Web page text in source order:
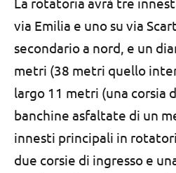
via Emilia e uno su via
secondario a nord, e un
metri (38 metri quello
largo 11 metri (una corsia
banchine asfaltate di un
innesti principali in
due corsie di ingresso e